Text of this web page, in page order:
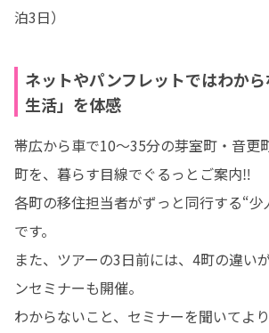
泊3日）
ネットやパンフレットではわか
生活」を体感
帯広から車で10〜35分の芽室町・音更
町を、暮らす目線でぐるっとご案内‼️
各町の移住担当者がずっと同行する“少
です。
また、ツアーの3日前には、4町の違い
ンセミナーも開催。
わからないこと、セミナーを聞いてよ